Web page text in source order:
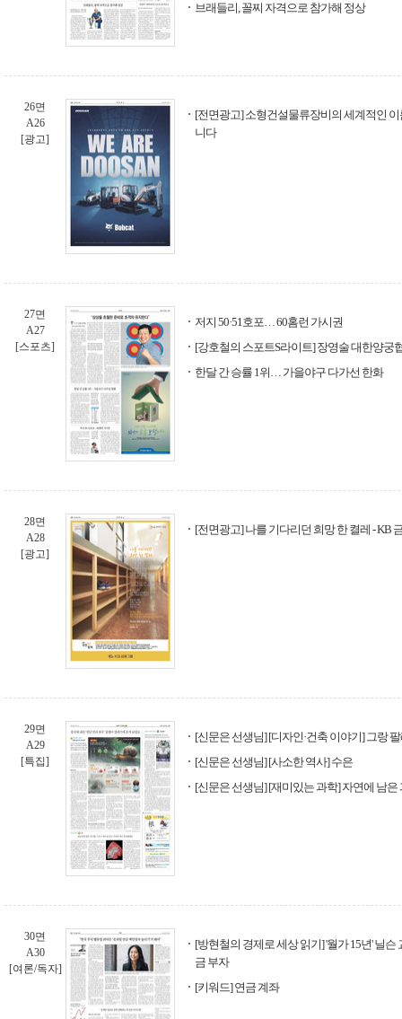
브래들리, 꼴찌 자격으로 참가해 정상
26면
A26
[광고]
[전면광고] 소형건설물류장비의 세계적인
니다
27면
A27
[스포츠]
저지 50·51호포… 60홈런 가시권
[강호철의 스포트S라이트] 장영술 대한양궁
한달 간 승률 1위… 가을야구 다가선 한화
28면
A28
[광고]
[전면광고] 나를 기다리던 희망 한 켤레 - KB
29면
A29
[특집]
[신문은 선생님] [디자인·건축 이야기] 그랑
[신문은 선생님] [사소한 역사] 수은
[신문은 선생님] [재미있는 과학] 자연에 남은
30면
A30
[여론/독자]
[방현철의 경제로 세상 읽기] '월가 15년' 닐
금 부자
[키워드] 연금 계좌